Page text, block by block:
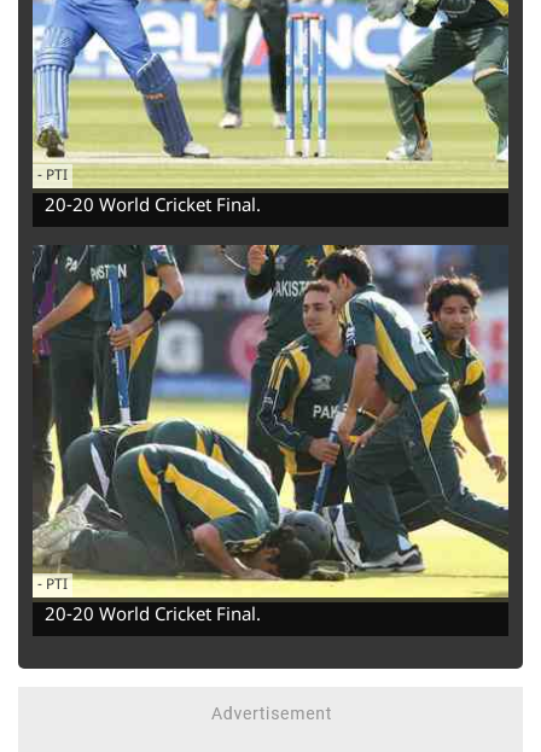
- ‌PTI
20-20 World Cricket Final.
- ‌PTI
20-20 World Cricket Final.